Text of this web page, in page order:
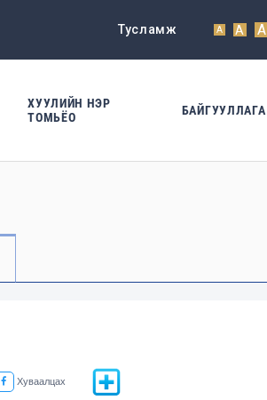
Тусламж A A A
ХУУЛИЙН НЭР
ТОМЬЁО
БАЙГУУЛЛАГА
Хуваалцах